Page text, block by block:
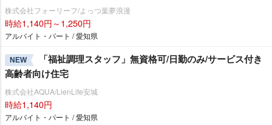
株式会社フォーリーフ/よっつ葉夢浪漫
時給1,140円～1,250円
アルバイト・パート / 愛知県
NEW
「福祉調理スタッフ」無資格可/日勤のみ/サービス付き
高齢者向け住宅
株式会社AQUA/LienLife安城
時給1,140円
アルバイト・パート / 愛知県